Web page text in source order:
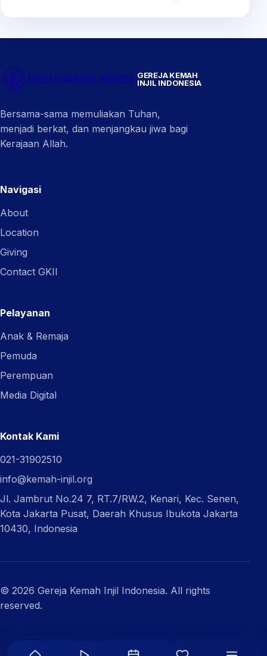
GEREJA KEMAH
INJIL INDONESIA
Bersama-sama memuliakan Tuhan,
menjadi berkat, dan menjangkau jiwa bagi
Kerajaan Allah.
Navigasi
About
Location
Giving
Contact GKII
Pelayanan
Anak & Remaja
Pemuda
Perempuan
Media Digital
Kontak Kami
021-31902510
info@kemah-injil.org
Jl. Jambrut No.24 7, RT.7/RW.2, Kenari, Kec. Senen,
Kota Jakarta Pusat, Daerah Khusus Ibukota Jakarta
10430, Indonesia
© 2026 Gereja Kemah Injil Indonesia. All rights
reserved.